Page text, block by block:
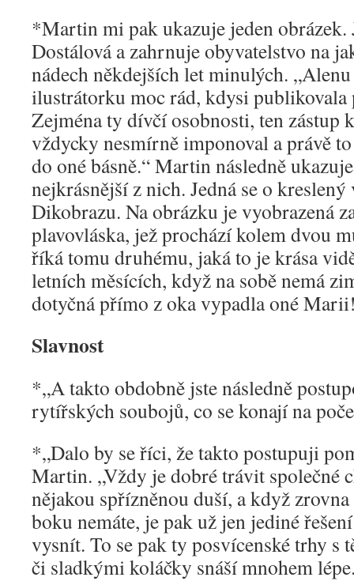
*Martin mi pak ukazuje jeden obrázek.
Dostálová a zahrnuje obyvatelstvo na
nádech někdejších let minulých.
ilustrátorku moc rád, kdysi
Zejména ty dívčí osobnosti, ten zástup
vždycky nesmírně imponoval a právě
do oné básně.“ Martin následně
nejkrásnější z nich. Jedná se o
Dikobrazu. Na obrázku je vyobrazená
plavovláska, jež prochází kolem dvou
říká tomu druhému, jaká to je krása
letních měsících, když na sobě nemá
dotyčná přímo z oka vypadla oné
Slavnost
*„A takto obdobně jste následně
rytířských soubojů, co se konají na
*„Dalo by se říci, že takto postupuji
Martin. „Vždy je dobré trávit společné
nějakou spřízněnou duší, a když
boku nemáte, je pak už jen jediné
vysnít. To se pak ty posvícenské trhy s
či sladkými koláčky snáší mnohem